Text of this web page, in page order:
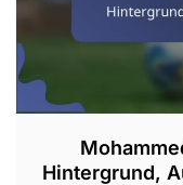
Hintergrund,